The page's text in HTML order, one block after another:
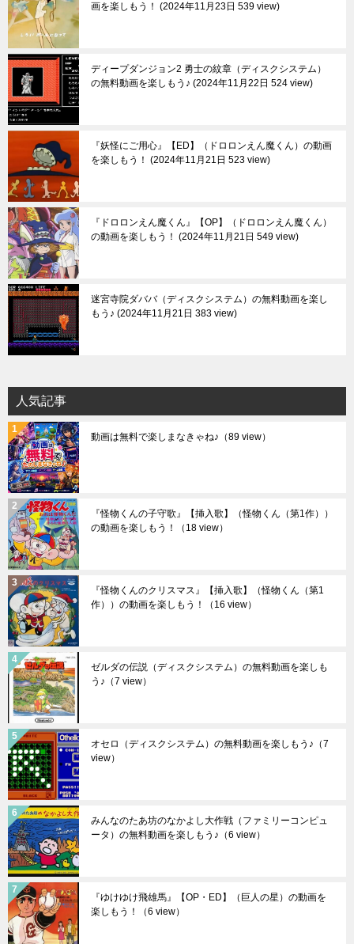
画を楽しもう！
2024年11月23日 539 view
ディープダンジョン2 勇士の紋章（ディスクシステム）
の無料動画を楽しもう♪ 2024年11月22日 524 view
『妖怪にご用心』【ED】（ドロロンえん魔くん）の動画
を楽しもう！
2024年11月21日 523 view
『ドロロンえん魔くん』【OP】（ドロロンえん魔くん）
の動画を楽しもう！
2024年11月21日 549 view
迷宮寺院ダババ（ディスクシステム）の無料動画を楽し
もう♪ 2024年11月21日 383 view
人気記事
動画は無料で楽しまなきゃね♪ （89 view）
『怪物くんの子守歌』【挿入歌】（怪物くん（第1作））
の動画を楽しもう！
（18 view）
『怪物くんのクリスマス』【挿入歌】（怪物くん（第1
作））の動画を楽しもう！
（16 view）
ゼルダの伝説（ディスクシステム）の無料動画を楽しも
う♪ （7 view）
オセロ（ディスクシステム）の無料動画を楽しもう♪ （7
view）
みんなのたあ坊のなかよし大作戦（ファミリーコンピュ
ータ）の無料動画を楽しもう♪ （6 view）
『ゆけゆけ飛雄馬』【OP・ED】（巨人の星）の動画を
楽しもう！
（6 view）